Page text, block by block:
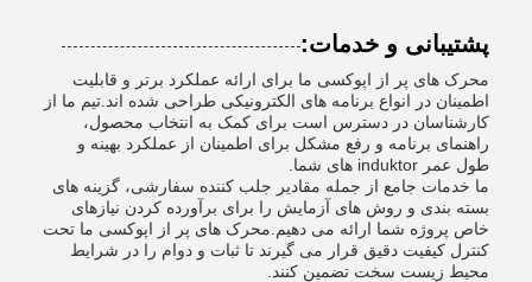
پشتیبانی و خدمات:
محرک های پر از اپوکسی ما برای ارائه عملکرد برتر و قابلیت
اطمینان در انواع برنامه های الکترونیکی طراحی شده اند.تیم ما از
کارشناسان در دسترس است برای کمک به انتخاب محصول،
راهنمای برنامه و رفع مشکل برای اطمینان از عملکرد بهینه و
طول عمر induktor های شما.
ما خدمات جامع از جمله مقادیر جلب کننده سفارشی، گزینه های
بسته بندی و روش های آزمایش را برای برآورده کردن نیازهای
خاص پروژه شما ارائه می دهیم.محرک های پر از اپوکسی ما تحت
کنترل کیفیت دقیق قرار می گیرند تا ثبات و دوام را در شرایط
محیط زیست سخت تضمین کنند.